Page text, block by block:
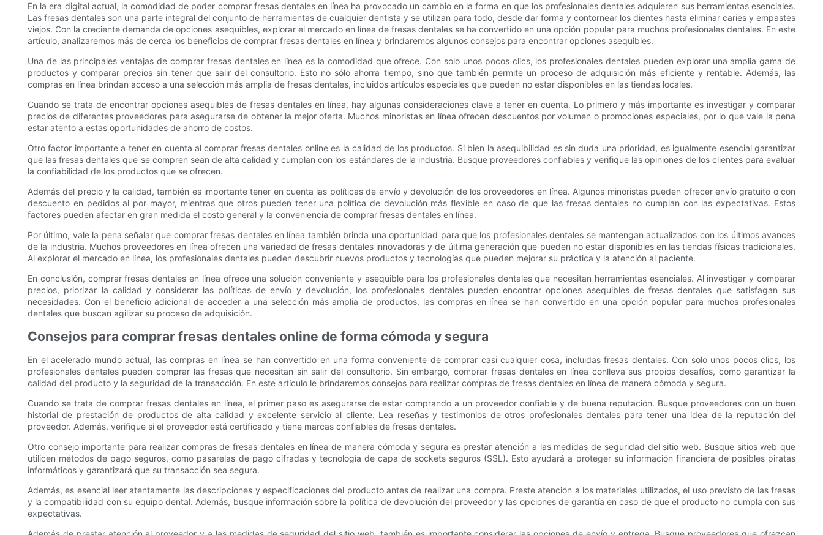
En la era digital actual, la comodidad de poder comprar fresas dentales en línea ha provocado un cambio en la forma en que los profesionales dentales adquieren sus herramientas esenciales.
Las fresas dentales son una parte integral del conjunto de herramientas de cualquier dentista y se utilizan para todo, desde dar forma y contornear los dientes hasta eliminar caries y empastes
viejos. Con la creciente demanda de opciones asequibles, explorar el mercado en línea de fresas dentales se ha convertido en una opción popular para muchos profesionales dentales. En este
artículo, analizaremos más de cerca los beneficios de comprar fresas dentales en línea y brindaremos algunos consejos para encontrar opciones asequibles.
Una de las principales ventajas de comprar fresas dentales en línea es la comodidad que ofrece. Con solo unos pocos clics, los profesionales dentales pueden explorar una amplia gama de
productos y comparar precios sin tener que salir del consultorio. Esto no sólo ahorra tiempo, sino que también permite un proceso de adquisición más eficiente y rentable. Además, las
compras en línea brindan acceso a una selección más amplia de fresas dentales, incluidos artículos especiales que pueden no estar disponibles en las tiendas locales.
Cuando se trata de encontrar opciones asequibles de fresas dentales en línea, hay algunas consideraciones clave a tener en cuenta. Lo primero y más importante es investigar y comparar
precios de diferentes proveedores para asegurarse de obtener la mejor oferta. Muchos minoristas en línea ofrecen descuentos por volumen o promociones especiales, por lo que vale la pena
estar atento a estas oportunidades de ahorro de costos.
Otro factor importante a tener en cuenta al comprar fresas dentales online es la calidad de los productos. Si bien la asequibilidad es sin duda una prioridad, es igualmente esencial garantizar
que las fresas dentales que se compren sean de alta calidad y cumplan con los estándares de la industria. Busque proveedores confiables y verifique las opiniones de los clientes para evaluar
la confiabilidad de los productos que se ofrecen.
Además del precio y la calidad, también es importante tener en cuenta las políticas de envío y devolución de los proveedores en línea. Algunos minoristas pueden ofrecer envío gratuito o con
descuento en pedidos al por mayor, mientras que otros pueden tener una política de devolución más flexible en caso de que las fresas dentales no cumplan con las expectativas. Estos
factores pueden afectar en gran medida el costo general y la conveniencia de comprar fresas dentales en línea.
Por último, vale la pena señalar que comprar fresas dentales en línea también brinda una oportunidad para que los profesionales dentales se mantengan actualizados con los últimos avances
de la industria. Muchos proveedores en línea ofrecen una variedad de fresas dentales innovadoras y de última generación que pueden no estar disponibles en las tiendas físicas tradicionales.
Al explorar el mercado en línea, los profesionales dentales pueden descubrir nuevos productos y tecnologías que pueden mejorar su práctica y la atención al paciente.
En conclusión, comprar fresas dentales en línea ofrece una solución conveniente y asequible para los profesionales dentales que necesitan herramientas esenciales. Al investigar y comparar
precios, priorizar la calidad y considerar las políticas de envío y devolución, los profesionales dentales pueden encontrar opciones asequibles de fresas dentales que satisfagan sus
necesidades. Con el beneficio adicional de acceder a una selección más amplia de productos, las compras en línea se han convertido en una opción popular para muchos profesionales
dentales que buscan agilizar su proceso de adquisición.
Consejos para comprar fresas dentales online de forma cómoda y segura
En el acelerado mundo actual, las compras en línea se han convertido en una forma conveniente de comprar casi cualquier cosa, incluidas fresas dentales. Con solo unos pocos clics, los
profesionales dentales pueden comprar las fresas que necesitan sin salir del consultorio. Sin embargo, comprar fresas dentales en línea conlleva sus propios desafíos, como garantizar la
calidad del producto y la seguridad de la transacción. En este artículo le brindaremos consejos para realizar compras de fresas dentales en línea de manera cómoda y segura.
Cuando se trata de comprar fresas dentales en línea, el primer paso es asegurarse de estar comprando a un proveedor confiable y de buena reputación. Busque proveedores con un buen
historial de prestación de productos de alta calidad y excelente servicio al cliente. Lea reseñas y testimonios de otros profesionales dentales para tener una idea de la reputación del
proveedor. Además, verifique si el proveedor está certificado y tiene marcas confiables de fresas dentales.
Otro consejo importante para realizar compras de fresas dentales en línea de manera cómoda y segura es prestar atención a las medidas de seguridad del sitio web. Busque sitios web que
utilicen métodos de pago seguros, como pasarelas de pago cifradas y tecnología de capa de sockets seguros (SSL). Esto ayudará a proteger su información financiera de posibles piratas
informáticos y garantizará que su transacción sea segura.
Además, es esencial leer atentamente las descripciones y especificaciones del producto antes de realizar una compra. Preste atención a los materiales utilizados, el uso previsto de las fresas
y la compatibilidad con su equipo dental. Además, busque información sobre la política de devolución del proveedor y las opciones de garantía en caso de que el producto no cumpla con sus
expectativas.